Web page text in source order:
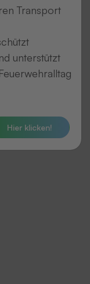
Transport
unterstützt
Hier klicken!